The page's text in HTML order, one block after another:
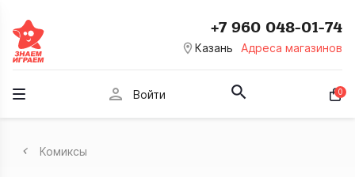
room Казань Адреса магазинов
+7 960 048-01-74
person Войти 0
Комиксы